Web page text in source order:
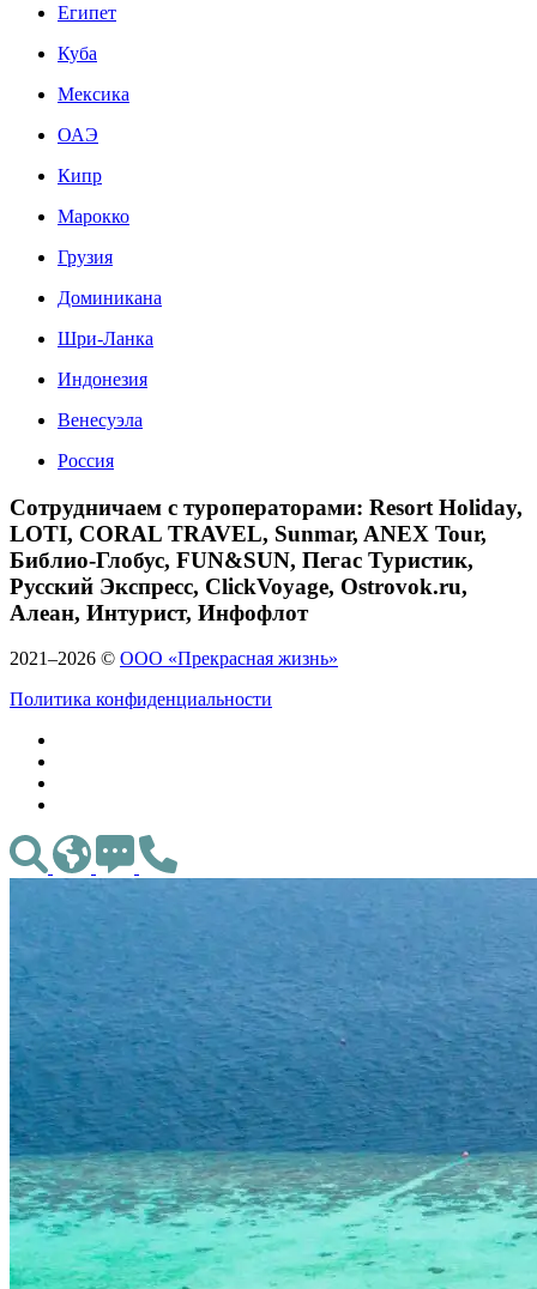
Египет
Куба
Мексика
ОАЭ
Кипр
Марокко
Грузия
Доминикана
Шри-Ланка
Индонезия
Венесуэла
Россия
Сотрудничаем с туроператорами: Resort Holiday,
LOTI, CORAL TRAVEL, Sunmar, ANEX Tour,
Библио-Глобус, FUN&SUN, Пегас Туристик,
Русский Экспресс, ClickVoyage, Ostrovok.ru,
Алеан, Интурист, Инфофлот
2021–2026 © ООО «Прекрасная жизнь»
Политика конфиденциальности